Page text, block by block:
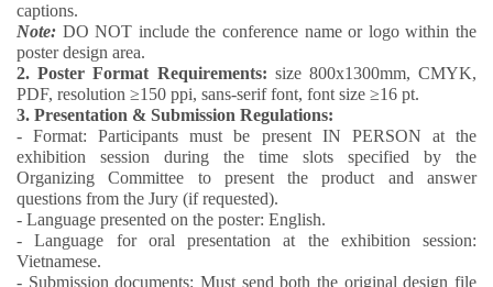
captions.
Note: DO NOT include the conference name or logo within the
poster design area.
2. Poster Format Requirements: size 800x1300mm, CMYK,
PDF, resolution ≥150 ppi, sans-serif font, font size ≥16 pt.
3. Presentation & Submission Regulations:
- Format: Participants must be present IN PERSON at the
exhibition session during the time slots specified by the
Organizing Committee to present the product and answer
questions from the Jury (if requested).
- Language presented on the poster: English.
- Language for oral presentation at the exhibition session:
Vietnamese.
- Submission documents: Must send both the original design file